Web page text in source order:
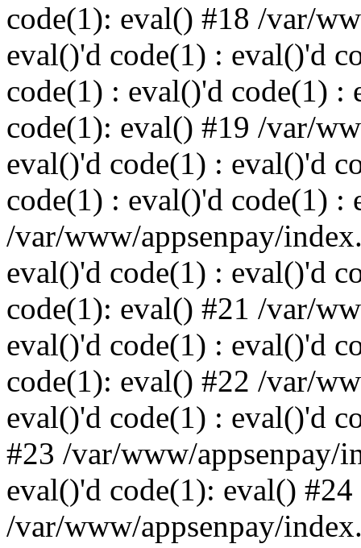
code(1): eval() #18 /var/
eval()'d code(1) : eval()'d
code(1) : eval()'d code(1) :
code(1): eval() #19 /var/
eval()'d code(1) : eval()'d
code(1) : eval()'d code(1) :
/var/www/appsenpay/
eval()'d code(1) : eval()'d
code(1): eval() #21 /var/
eval()'d code(1) : eval()'d
code(1): eval() #22 /var/
eval()'d code(1) : eval()'d
#23 /var/www/appsenpay/
eval()'d code(1): eval() #24
/var/www/appsenpay/